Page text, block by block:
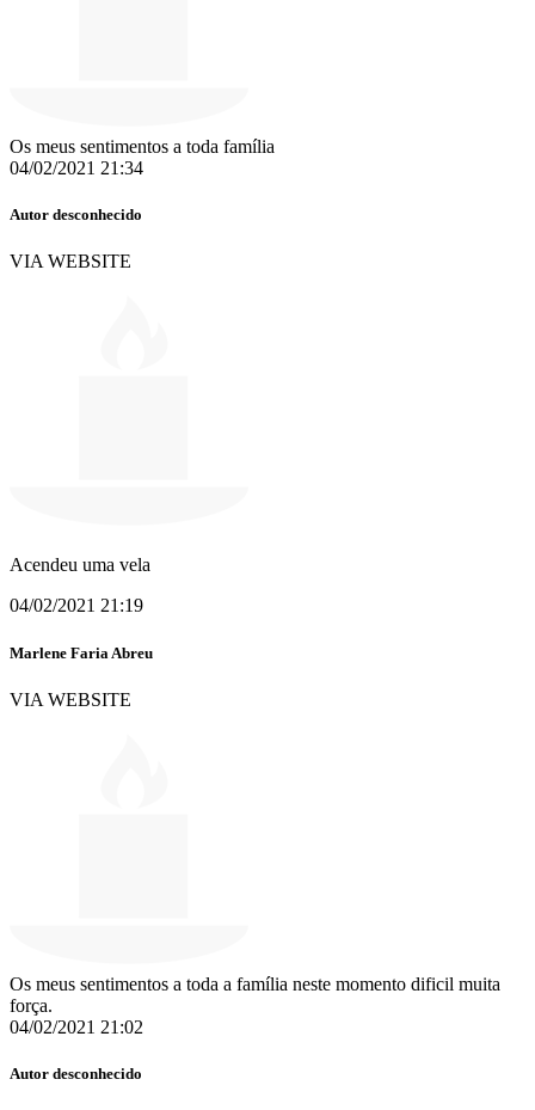
Os meus sentimentos a toda família
04/02/2021 21:34
Autor desconhecido
VIA WEBSITE
Acendeu uma vela
04/02/2021 21:19
Marlene Faria Abreu
VIA WEBSITE
Os meus sentimentos a toda a família neste momento dificil muita
força.
04/02/2021 21:02
Autor desconhecido